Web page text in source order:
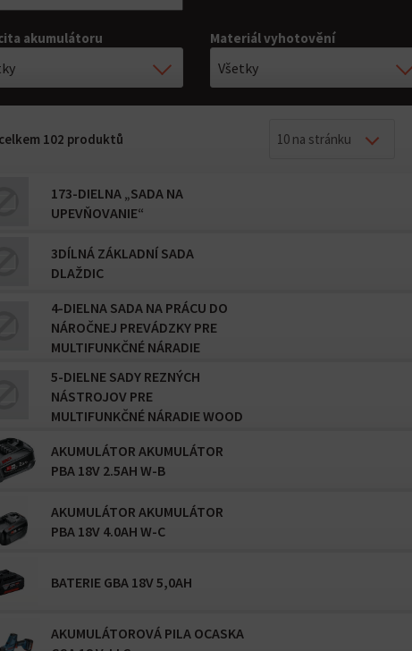
akumulátoru Materiál vyhotovění
Všetky
102 produktů 10 na stránku
173-DIELNA „SADA NA
UPEVŇOVANIE“
3DÍLNÁ ZÁKLADNÍ SADA
DLAŽDIC
4-DIELNA SADA NA PRÁCU DO
NÁROČNEJ PREVÁDZKY PRE
MULTIFUNKČNÉ NÁRADIE
5-DIELNE SADY REZNÝCH
NÁSTROJOV PRE
MULTIFUNKČNÉ NÁRADIE WOOD
AKUMULÁTOR AKUMULÁTOR
PBA 18V 2.5AH W-B
AKUMULÁTOR AKUMULÁTOR
PBA 18V 4.0AH W-C
BATERIE GBA 18V 5,0AH
AKUMULÁTOROVÁ PILA OCASKA